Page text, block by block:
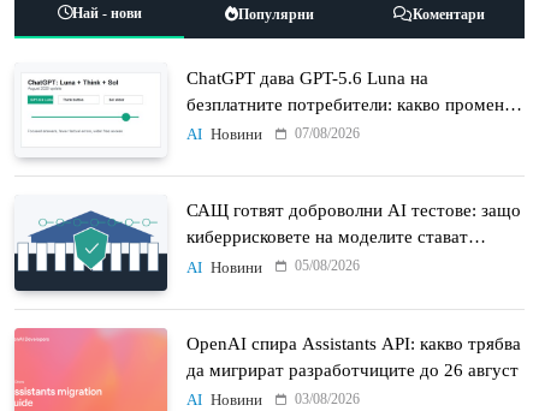
Най - нови Популярни Коментари
ChatGPT дава GPT-5.6 Luna на
безплатните потребители: какво променят
Think бутонът и новият Sol
AI Новини 07/08/2026
САЩ готвят доброволни AI тестове: защо
киберрисковете на моделите стават
политически въпрос
AI Новини 05/08/2026
OpenAI спира Assistants API: какво трябва
да мигрират разработчиците до 26 август
AI Новини 03/08/2026